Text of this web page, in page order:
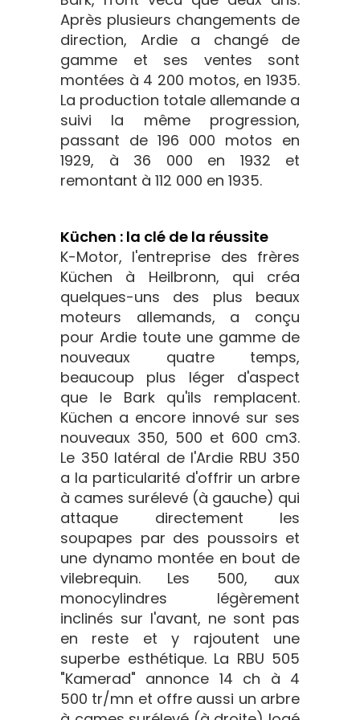
Après plusieurs changements de
direction, Ardie a changé de
gamme et ses ventes sont
montées à 4 200 motos, en 1935.
La production totale allemande a
suivi la même progression,
passant de 196 000 motos en
1929, à 36 000 en 1932 et
remontant à 112 000 en 1935.
Küchen : la clé de la réussite
K-Motor, l'entreprise des frères
Küchen à Heilbronn, qui créa
quelques-uns des plus beaux
moteurs allemands, a conçu
pour Ardie toute une gamme de
nouveaux quatre temps,
beaucoup plus léger d'aspect
que le Bark qu'ils remplacent.
Küchen a encore innové sur ses
nouveaux 350, 500 et 600 cm3.
Le 350 latéral de l'Ardie RBU 350
a la particularité d'offrir un arbre
à cames surélevé (à gauche) qui
attaque directement les
soupapes par des poussoirs et
une dynamo montée en bout de
vilebrequin. Les 500, aux
monocylindres légèrement
inclinés sur l'avant, ne sont pas
en reste et y rajoutent une
superbe esthétique. La RBU 505
"Kamerad" annonce 14 ch à 4
500 tr/mn et offre aussi un arbre